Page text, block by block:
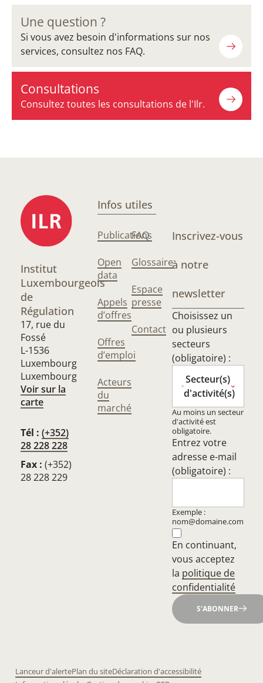
Une question ?
Si vous avez besoin d'informations sur nos
services, consultez nos FAQ.
Consultations
Consultez toutes les consultations de l'Ilr.
Institut
Luxembourgeois
de
Régulation
17, rue du
Fossé
L-1536
Luxembourg
Luxembourg
Voir sur la
carte
Tél : (+352)
28 228 228
Fax : (+352)
28 228 229
Infos utiles
Publications
Open
data
Appels
d’offres
Offres
d’emploi
Acteurs
du
marché
FAQ
Glossaire
Espace
presse
Contact
Inscrivez-vous
à notre
newsletter
Choisissez un
ou plusieurs
secteurs
(obligatoire) :
Secteur(s)
d'activité(s)
Au moins un secteur
d'activité est
obligatoire.
Entrez votre
adresse e-mail
(obligatoire) :
Exemple :
nom@domaine.com
En continuant,
vous acceptez
la politique de
confidentialité
S'ABONNER
Lanceur d'alertePlan du siteDéclaration d'accessibilité